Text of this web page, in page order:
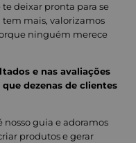
deixar pronta para se
mais, valorizamos
ninguém merece
e nas avaliações
dezenas de clientes
nosso guia e adoramos
produtos e gerar